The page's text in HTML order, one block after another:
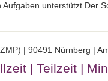
unterstützt.Der
| 90491 Nürnberg |
| Teilzeit |